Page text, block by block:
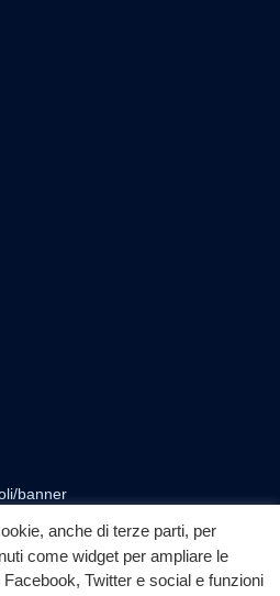
banner
◎ ▶
anche di terze parti, per
come widget per ampliare le
Twitter e social e funzioni